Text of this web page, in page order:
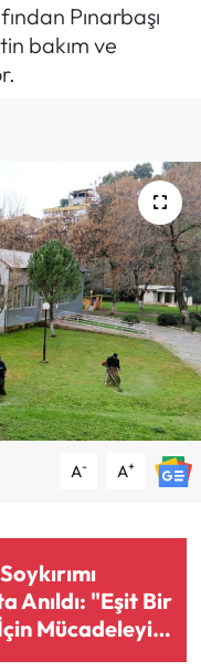
Pınarbaşı
bakım ve
A- A+
Anıldı: "Eşit Bir
Mücadeleyi